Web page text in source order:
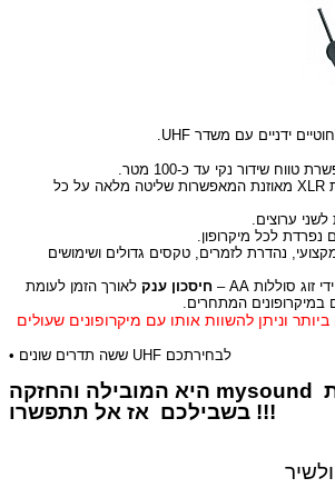
ידניים עם משדר UHF
.
שידור נקי עד כ-100 מטר
.
XLR מאוזנת המאפשרות שליטה מלאה על כל
ערוצים.
נפרדת לכל מיקרופון.
נהדרת לזמרים, טקסים גדולים ושימושים
זוג סוללות AA
– חיסכון ענק לאורך הזמן לעומת
וניתן להשוות אותו עם מיקרופונים שעולים
• ששה תדרים שונים UHF לבחירתכם
mysound היא המובילה והחזקה
בשבילכם אז אל תתפשרו !!!